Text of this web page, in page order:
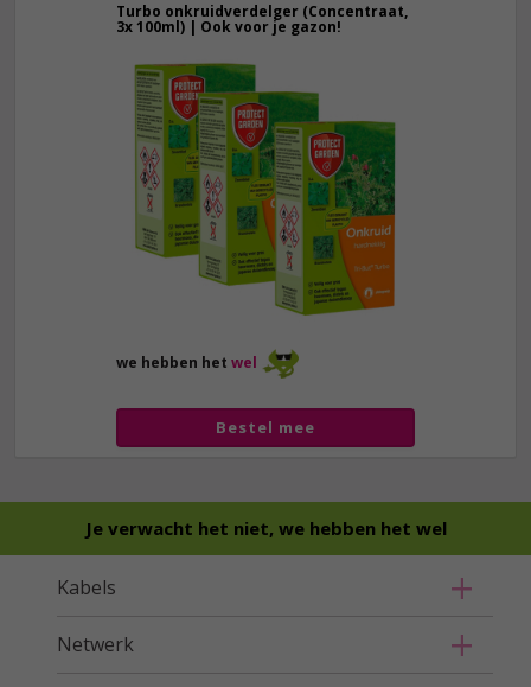
Turbo onkruidverdelger (Concentraat,
3x 100ml) | Ook voor je gazon!
we hebben het wel
Bestel mee
Je verwacht het niet, we hebben het wel
Kabels
Netwerk